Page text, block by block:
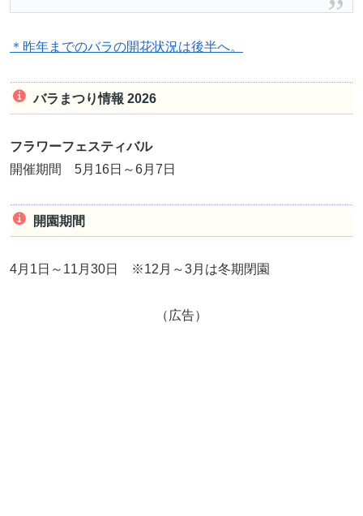
＊昨年までのバラの開花状況は後半へ。
バラまつり情報 2026
フラワーフェスティバル
開催期間 5月16日～6月7日
開園期間
4月1日～11月30日 ※12月～3月は冬期閉園
（広告）